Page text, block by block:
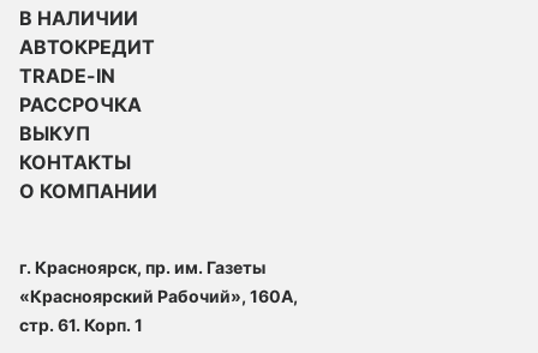
В НАЛИЧИИ
АВТОКРЕДИТ
TRADE-IN
РАССРОЧКА
ВЫКУП
КОНТАКТЫ
О КОМПАНИИ
г. Красноярск, пр. им. Газеты
«Красноярский Рабочий», 160А,
стр. 61. Корп. 1